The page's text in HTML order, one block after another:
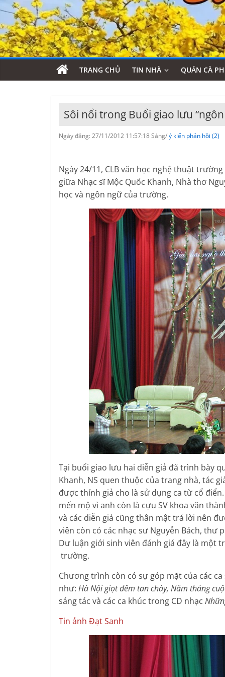
TRANG CHỦ TIN NHÀ QUÁN CÀ
Sôi nổi trong Buổi giao lưu
Ngày đăng: 27/11/2012 11:57:18 Sáng/ý kiến phản hồi (2)
Ngày 24/11, CLB văn học nghệ thuật
giữa Nhạc sĩ Mộc Quốc Khanh, Nhà thơ
học và ngôn ngữ của trường.
Tại buổi giao lưu hai diễn giả đã trình bày
Khanh, NS quen thuộc của trang nhà, tác
được thính giả cho là sử dụng ca từ cổ
mến mộ vì anh còn là cựu SV khoa văn
và các diễn giả cũng thân mật trả lời nên
viên còn có các nhạc sư Nguyễn Bách, thư
Dư luận giới sinh viên đánh giá đây là một
trường.
Chương trình còn có sự góp mặt của các
như: Hà Nội giọt đêm tan chày, Năm tháng
sáng tác và các ca khúc trong CD nhạc
Tin ảnh Đạt Sanh